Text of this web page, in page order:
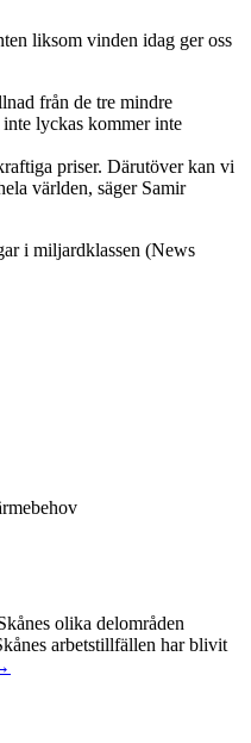
liksom vinden idag ger oss
från de tre mindre
lyckas kommer inte
priser. Därutöver kan vi
världen, säger Samir
i miljardklassen (News
olika delområden
arbetstillfällen har blivit